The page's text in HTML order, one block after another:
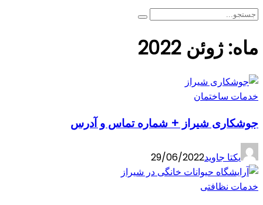
ماه:ژوئن 2022
خدمات ساختمان
جوشکاری شیراز + شماره تماس و آدرس
یکتا جاوید29/06/2022
خدمات نظافتی